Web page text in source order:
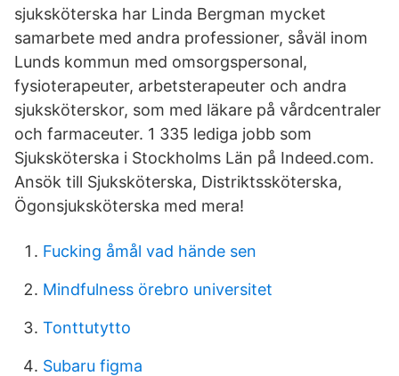
sjuksköterska har Linda Bergman mycket
samarbete med andra professioner, såväl inom
Lunds kommun med omsorgspersonal,
fysioterapeuter, arbetsterapeuter och andra
sjuksköterskor, som med läkare på vårdcentraler
och farmaceuter. 1 335 lediga jobb som
Sjuksköterska i Stockholms Län på Indeed.com.
Ansök till Sjuksköterska, Distriktssköterska,
Ögonsjuksköterska med mera!
Fucking åmål vad hände sen
Mindfulness örebro universitet
Tonttutytto
Subaru figma